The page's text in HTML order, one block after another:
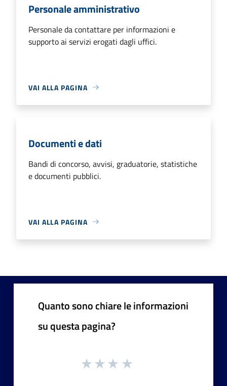
Personale amministrativo
Personale da contattare per informazioni e
supporto ai servizi erogati dagli uffici.
VAI ALLA PAGINA
Documenti e dati
Bandi di concorso, avvisi, graduatorie, statistiche
e documenti pubblici.
VAI ALLA PAGINA
Quanto sono chiare le informazioni
su questa pagina?